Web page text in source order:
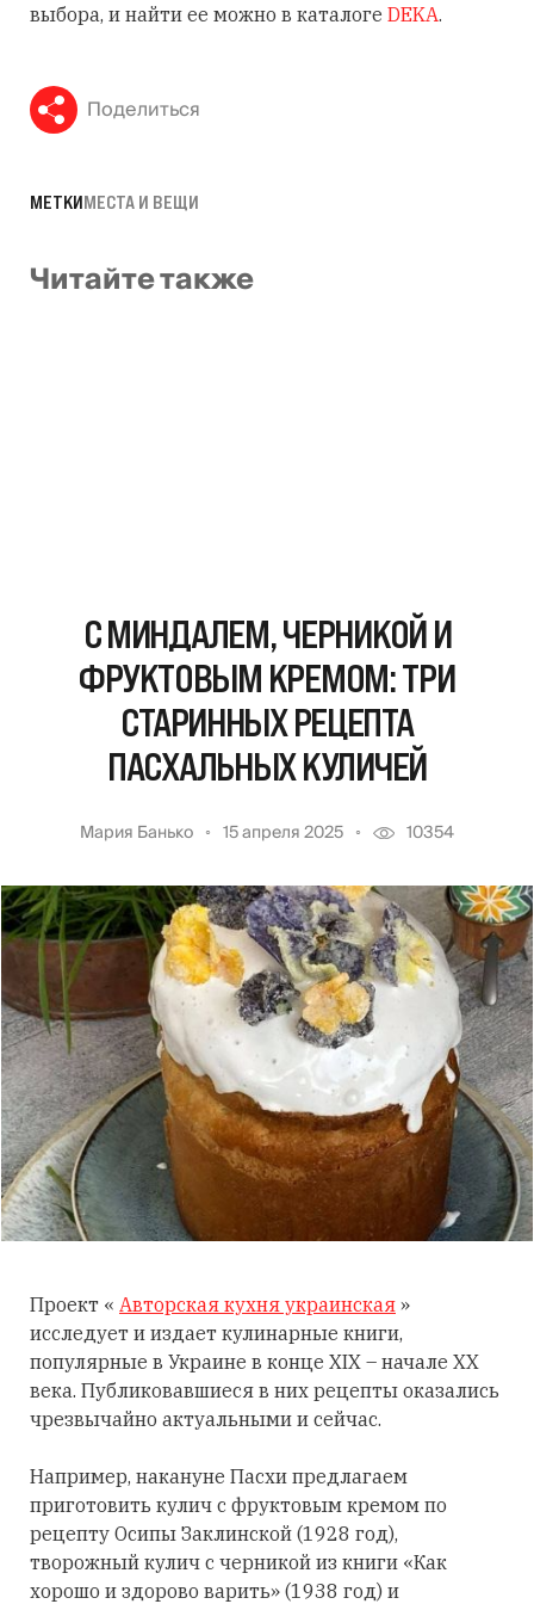
выбора, и найти ее можно в каталоге DEKA.
Поделиться
МЕТКИМЕСТА И ВЕЩИ
Читайте также
С МИНДАЛЕМ, ЧЕРНИКОЙ И
ФРУКТОВЫМ КРЕМОМ: ТРИ
СТАРИННЫХ РЕЦЕПТА
ПАСХАЛЬНЫХ КУЛИЧЕЙ
Мария Банько 15 апреля 2025 10354
Проект « Авторская кухня украинская »
исследует и издает кулинарные книги,
популярные в Украине в конце XIX – начале XX
века. Публиковавшиеся в них рецепты оказались
чрезвычайно актуальными и сейчас.
Например, накануне Пасхи предлагаем
приготовить кулич с фруктовым кремом по
рецепту Осипы Заклинской (1928 год),
творожный кулич с черникой из книги «Как
хорошо и здорово варить» (1938 год) и